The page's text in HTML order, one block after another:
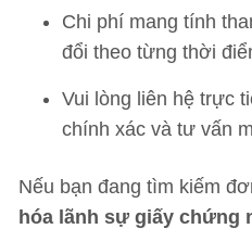
Chi phí mang tính
đổi theo từng thời
Vui lòng liên hệ trực
chính xác và tư vấn
Nếu bạn đang tìm kiếm
hóa lãnh sự giấy chứng